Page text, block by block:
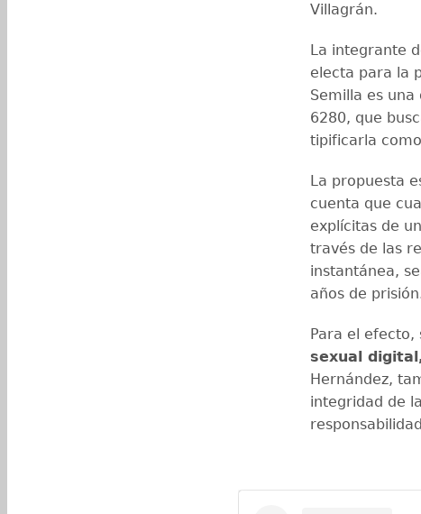
Villagrán.
La integrante
electa para la
Semilla es
6280, que
tipificarla
La propuesta
cuenta que
explícitas de
través de las
instantánea,
años de
Para el
sexual
Hernández,
integridad de